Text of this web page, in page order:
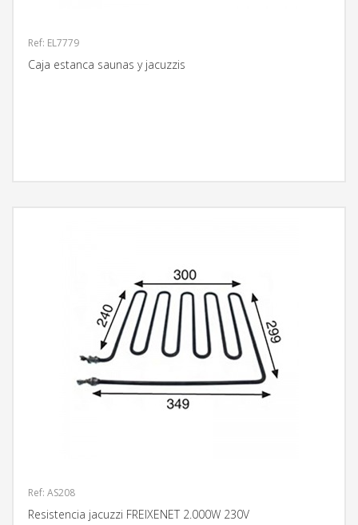
Ref: EL7779
Caja estanca saunas y jacuzzis
Ref: AS208
Resistencia jacuzzi FREIXENET 2.000W 230V